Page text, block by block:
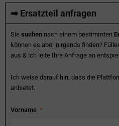
➡ Ersatzteil anfragen
Sie suchen nach einem bestimmten
können es aber nirgends finden?
aus & ich leite Ihre Anfrage an
Ich weise darauf hin, dass die
anbietet.
Vorname